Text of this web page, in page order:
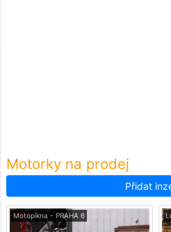
Motorky na prodej
Přidat
Motopikna - PRAHA 6